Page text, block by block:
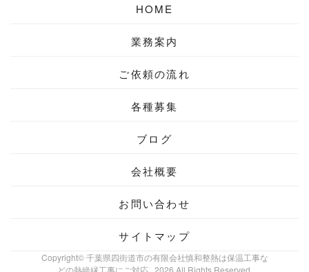
HOME
業務案内
ご依頼の流れ
各種募集
ブログ
会社概要
お問い合わせ
サイトマップ
Copyright© 千葉県四街道市の有限会社慎和整熱は保温工事な
どの熱絶縁工事にご対応 , 2026 All Rights Reserved.